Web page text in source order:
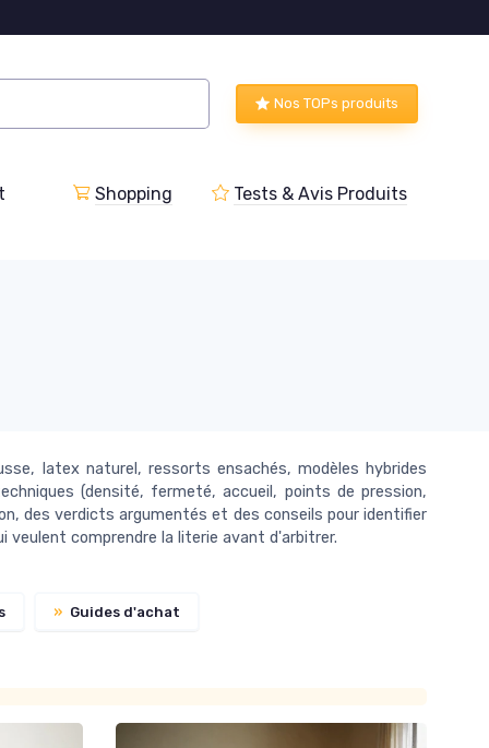
Nos TOPs produits
Shopping Tests & Avis Produits
latex naturel, ressorts ensachés, modèles hybrides
(densité, fermeté, accueil, points de pression,
des verdicts argumentés et des conseils pour identifier
veulent comprendre la literie avant d'arbitrer.
» Guides d'achat